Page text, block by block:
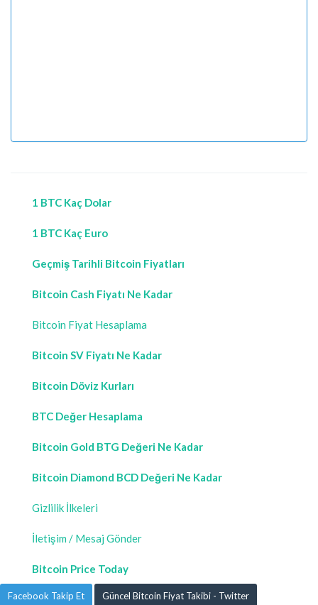
1 BTC Kaç Dolar
1 BTC Kaç Euro
Geçmiş Tarihli Bitcoin Fiyatları
Bitcoin Cash Fiyatı Ne Kadar
Bitcoin Fiyat Hesaplama
Bitcoin SV Fiyatı Ne Kadar
Bitcoin Döviz Kurları
BTC Değer Hesaplama
Bitcoin Gold BTG Değeri Ne Kadar
Bitcoin Diamond BCD Değeri Ne Kadar
Gizlilik İlkeleri
İletişim / Mesaj Gönder
Bitcoin Price Today
Facebook Takip Et Güncel Bitcoin Fiyat Takibi - Twitter